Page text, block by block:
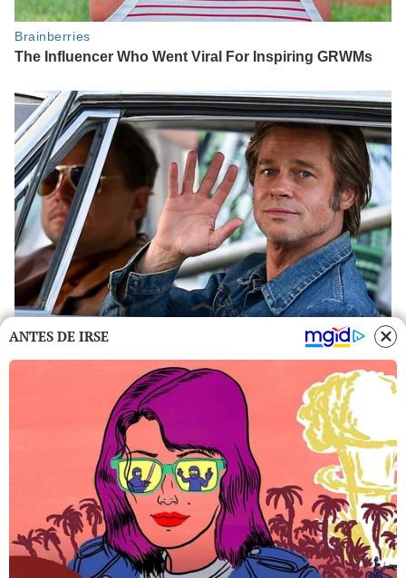
ANTES DE IRSE